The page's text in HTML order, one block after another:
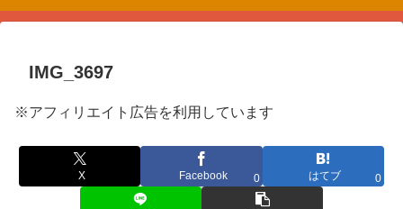
IMG_3697
※アフィリエイト広告を利用しています
X Facebook 0 はてブ 0